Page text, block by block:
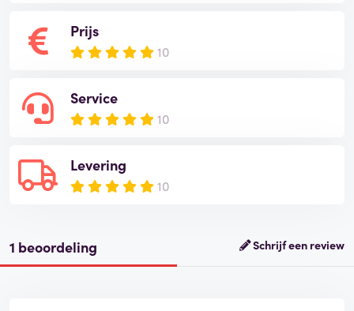
Prijs
10
Service
10
Levering
10
1 beoordeling Schrijf een review